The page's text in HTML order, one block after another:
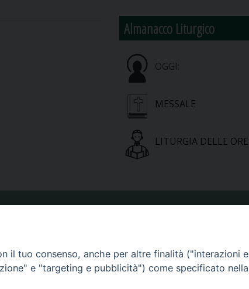
Almanacco Liturgico
OGGI:
MESSALE
LITURGIA DELLE ORE
PHOTOGALLERY
il tuo consenso, anche per altre finalità ("interazioni e
e "targeting e pubblicità") come specificato nella